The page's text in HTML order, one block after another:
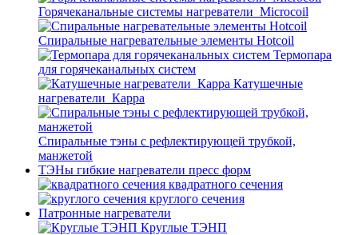
Горячеканальные системы нагреватели_Microcoil
Спиральные нагревательные элементы Hotcoil
Термопара
для горячеканальных систем
Катушечные
нагреватели_Карра
Спиральные тэны с рефлектирующей трубкой,
манжетой
ТЭНы гибкие нагреватели пресс форм
квадратного сечения
круглого сечения
Патронные нагреватели
Круглые ТЭНП